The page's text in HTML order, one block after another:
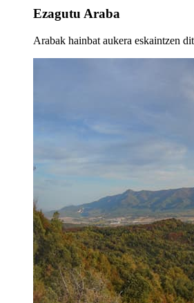
Ezagutu Araba
Arabak hainbat aukera eskaintzen